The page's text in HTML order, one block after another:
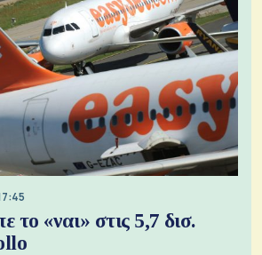
το «ναι» στις 5,7 δισ.